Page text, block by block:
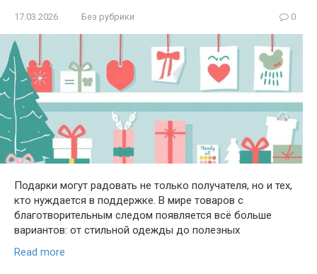
17.03.2026 Без рубрики 0
Подарки могут радовать не только получателя, но и тех,
кто нуждается в поддержке. В мире товаров с
благотворительным следом появляется всё больше
вариантов: от стильной одежды до полезных
Read more